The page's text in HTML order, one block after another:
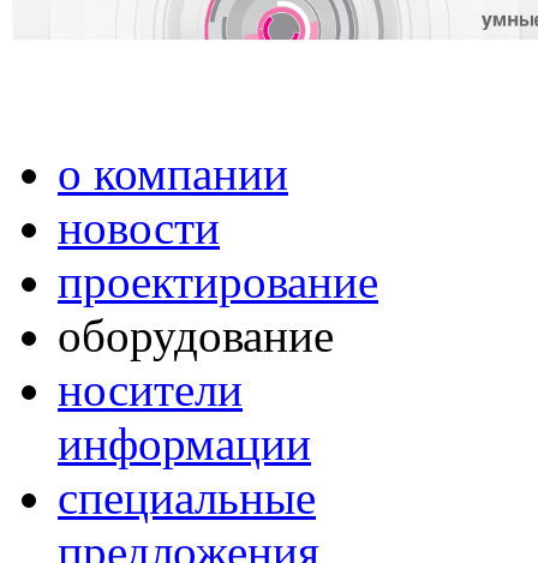
о компании
новости
проектирование
оборудование
носители
информации
специальные
предложения